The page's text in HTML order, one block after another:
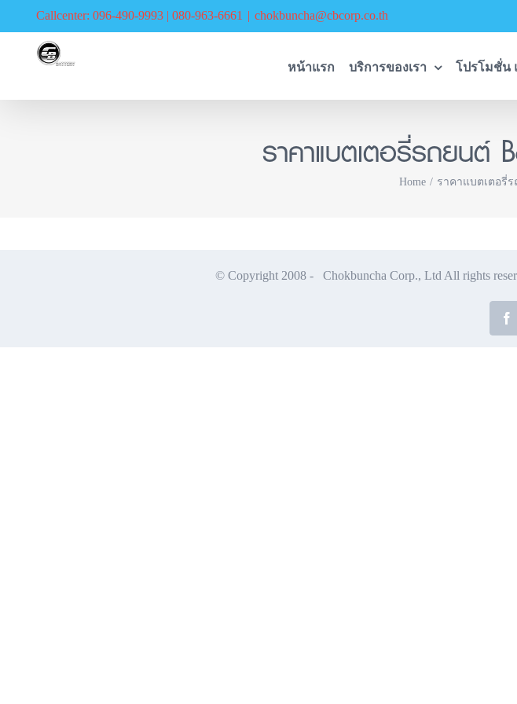
Callcenter: 096-490-9993 | 080-963-6661 | chokbuncha@cbcorp.co.th
หน้าแรก บริการของเรา โปรโมชั่น
ราคาแบตเตอรี่รถยนต์
Home ราคาแบตเตอรี่ร
© Copyright 2008 - Chokbuncha Corp., Ltd All rights